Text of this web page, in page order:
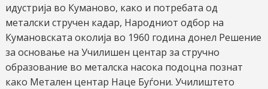
идустрија во Куманово, како и потребата од
металски стручен кадар, Народниот одбор на
Кумановската околија во 1960 година донел Решение
за основање на Училишен центар за стручно
образование во металска насока подоцна познат
како Метален центар Наце Буѓони. Училиштето